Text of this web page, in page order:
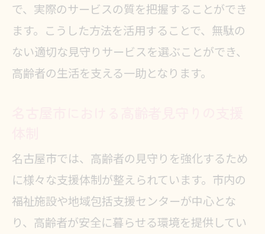
で、実際のサービスの質を把握することができ
ます。こうした方法を活用することで、無駄の
ない適切な見守りサービスを選ぶことができ、
高齢者の生活を支える一助となります。
名古屋市では、高齢者の見守りを強化するため
に様々な支援体制が整えられています。市内の
福祉施設や地域包括支援センターが中心とな
り、高齢者が安全に暮らせる環境を提供してい